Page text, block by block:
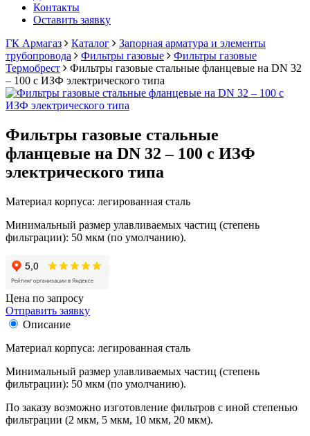
Контакты
Оставить заявку
ГК Армагаз
Каталог
Запорная арматура и элементы
трубопровода
Фильтры газовые
Фильтры газовые
Термобрест
Фильтры газовые стальные фланцевые на DN 32
– 100 с ИЗФ электрического типа
Фильтры газовые стальные
фланцевые на DN 32 – 100 с ИЗФ
электрического типа
Материал корпуса: легированная сталь
Минимальный размер улавливаемых частиц (степень
фильтрации): 50 мкм (по умолчанию).
Цена по запросу
Отправить заявку
Описание
Материал корпуса: легированная сталь
Минимальный размер улавливаемых частиц (степень
фильтрации): 50 мкм (по умолчанию).
По заказу возможно изготовление фильтров с иной степенью
фильтрации (2 мкм, 5 мкм, 10 мкм, 20 мкм).